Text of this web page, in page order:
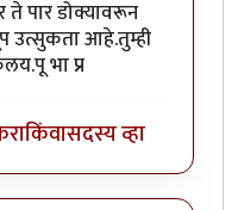
पार डोक्यावरून
उत्सुकता आहे.तुम्ही
भा प्र
किंवासदस्य व्हा